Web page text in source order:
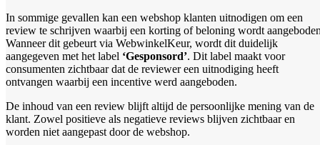
In sommige gevallen kan een webshop klanten uitnodigen om een
review te schrijven waarbij een korting of beloning wordt
Wanneer dit gebeurt via WebwinkelKeur, wordt dit duidelijk
aangegeven met het label ‘Gesponsord’. Dit label maakt voor
consumenten zichtbaar dat de reviewer een uitnodiging heeft
ontvangen waarbij een incentive werd aangeboden.
De inhoud van een review blijft altijd de persoonlijke mening van de
klant. Zowel positieve als negatieve reviews blijven zichtbaar en
worden niet aangepast door de webshop.